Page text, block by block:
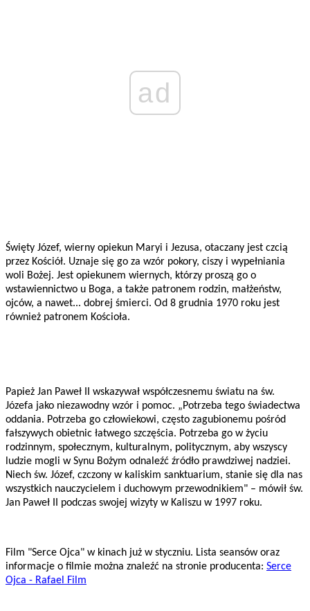
ad
Święty Józef, wierny opiekun Maryi i Jezusa, otaczany jest czcią
przez Kościół. Uznaje się go za wzór pokory, ciszy i wypełniania
woli Bożej. Jest opiekunem wiernych, którzy proszą go o
wstawiennictwo u Boga, a także patronem rodzin, małżeństw,
ojców, a nawet... dobrej śmierci. Od 8 grudnia 1970 roku jest
również patronem Kościoła.
Papież Jan Paweł II wskazywał współczesnemu światu na św.
Józefa jako niezawodny wzór i pomoc. „Potrzeba tego świadectwa
oddania. Potrzeba go człowiekowi, często zagubionemu pośród
fałszywych obietnic łatwego szczęścia. Potrzeba go w życiu
rodzinnym, społecznym, kulturalnym, politycznym, aby wszyscy
ludzie mogli w Synu Bożym odnaleźć źródło prawdziwej nadziei.
Niech św. Józef, czczony w kaliskim sanktuarium, stanie się dla nas
wszystkich nauczycielem i duchowym przewodnikiem" – mówił św.
Jan Paweł II podczas swojej wizyty w Kaliszu w 1997 roku.
Film "Serce Ojca" w kinach już w styczniu. Lista seansów oraz
informacje o filmie można znaleźć na stronie producenta: Serce
Ojca - Rafael Film